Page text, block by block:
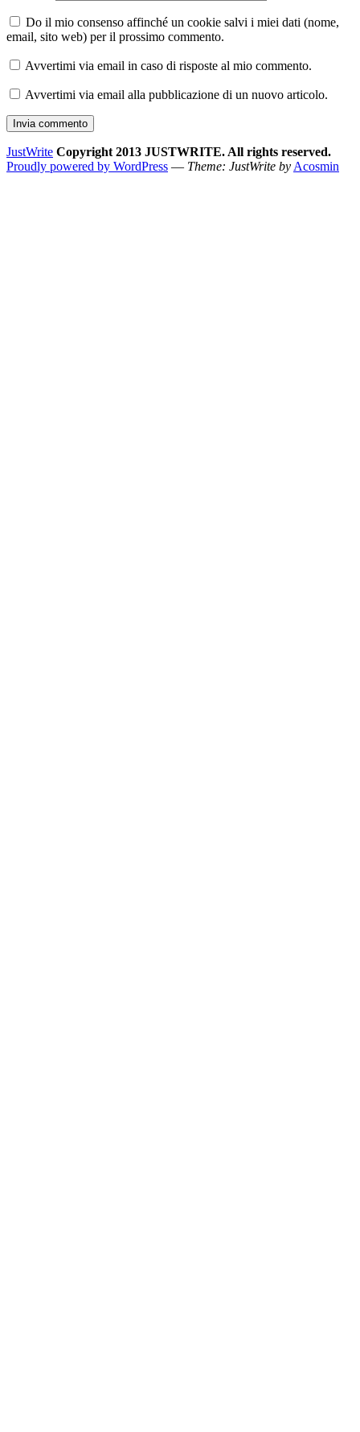
Do il mio consenso affinché un cookie salvi i miei dati (nome,
email, sito web) per il prossimo commento.
Avvertimi via email in caso di risposte al mio commento.
Avvertimi via email alla pubblicazione di un nuovo articolo.
JustWrite Copyright 2013 JUSTWRITE. All rights reserved.
Proudly powered by WordPress — Theme: JustWrite by Acosmin